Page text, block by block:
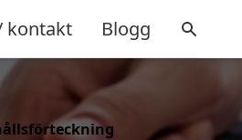
kontakt Blogg